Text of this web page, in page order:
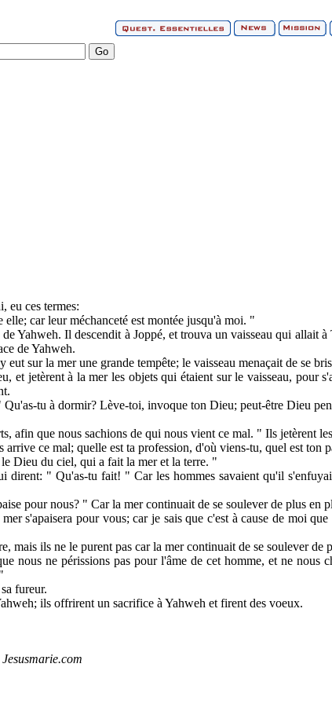
eu ces termes:
car leur méchanceté est montée jusqu'à moi. "
Yahweh. Il descendit à Joppé, et trouva un vaisseau qui allait à
de Yahweh.
sur la mer une grande tempête; le vaisseau menaçait de se
et jetèrent à la mer les objets qui étaient sur le vaisseau, pour
tu à dormir? Lève-toi, invoque ton Dieu; peut-être Dieu
afin que nous sachions de qui nous vient ce mal. " Ils jetèrent
ce mal; quelle est ta profession, d'où viens-tu, quel est ton
Dieu du ciel, qui a fait la mer et la terre. "
dirent: " Qu'as-tu fait! " Car les hommes savaient qu'il
pour nous? " Car la mer continuait de se soulever de plus en
s'apaisera pour vous; car je sais que c'est à cause de moi que
mais ils ne le purent pas car la mer continuait de se soulever de
nous ne périssions pas pour l'âme de cet homme, et ne nous
fureur.
ils offrirent un sacrifice à Yahweh et firent des voeux.